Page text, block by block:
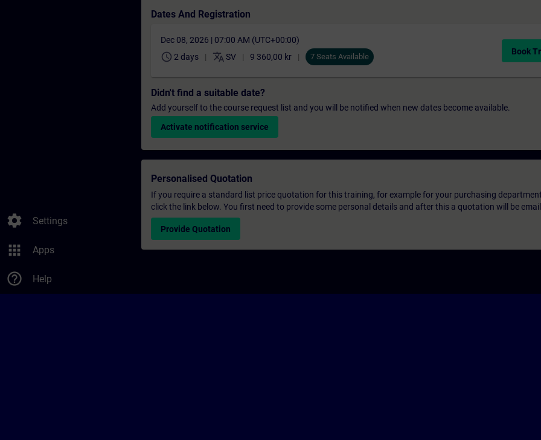
settings Settings
apps Apps
help_outline Help
Dates And Registration
Dec 08, 2026 | 07:00 AM (UTC+00:00)
schedule 2 days translate SV 9 360,00 kr 7 Seats Available
Book
Didn't find a suitable date?
Add yourself to the course request list and you will be notified when new dates become available.
Activate notification service
Personalised Quotation
If you require a standard list price quotation for this training, for example for your purchasing
click the link below. You first need to provide some personal details and after this a quotation will be
Provide Quotation